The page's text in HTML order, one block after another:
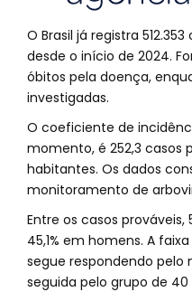
O Brasil já registra
desde o início de 2024.
óbitos pela doença,
investigadas.
O coeficiente de
momento, é 252,3 casos
habitantes. Os dados
monitoramento de
Entre os casos
45,1% em homens. A
segue respondendo pelo
seguida pelo grupo de